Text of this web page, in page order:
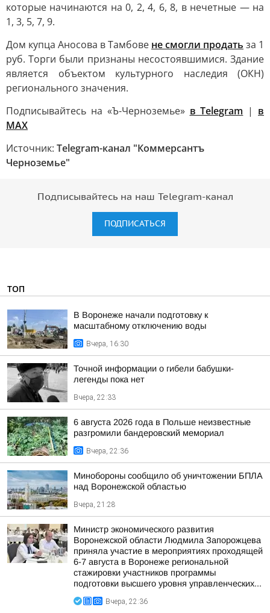
которые начинаются на 0, 2, 4, 6, 8, в нечетные — на
1, 3, 5, 7, 9.
Дом купца Аносова в Тамбове не смогли продать за 1
руб. Торги были признаны несостоявшимися. Здание
является объектом культурного наследия (ОКН)
регионального значения.
Подписывайтесь на «Ъ-Черноземье» в Telegram | в
MAX
Источник: Telegram-канал "Коммерсантъ
Черноземье"
Подписывайтесь на наш Telegram-канал
ПОДПИСАТЬСЯ
ТОП
В Воронеже начали подготовку к
масштабному отключению воды
Вчера, 16:30
Точной информации о гибели бабушки-
легенды пока нет
Вчера, 22:33
6 августа 2026 года в Польше неизвестные
разгромили бандеровский мемориал
Вчера, 22:36
Минобороны сообщило об уничтожении БПЛА
над Воронежской областью
Вчера, 21:28
Министр экономического развития
Воронежской области Людмила Запорожцева
приняла участие в мероприятиях проходящей
6-7 августа в Воронеже региональной
стажировки участников программы
подготовки высшего уровня управленческих...
Вчера, 22:36